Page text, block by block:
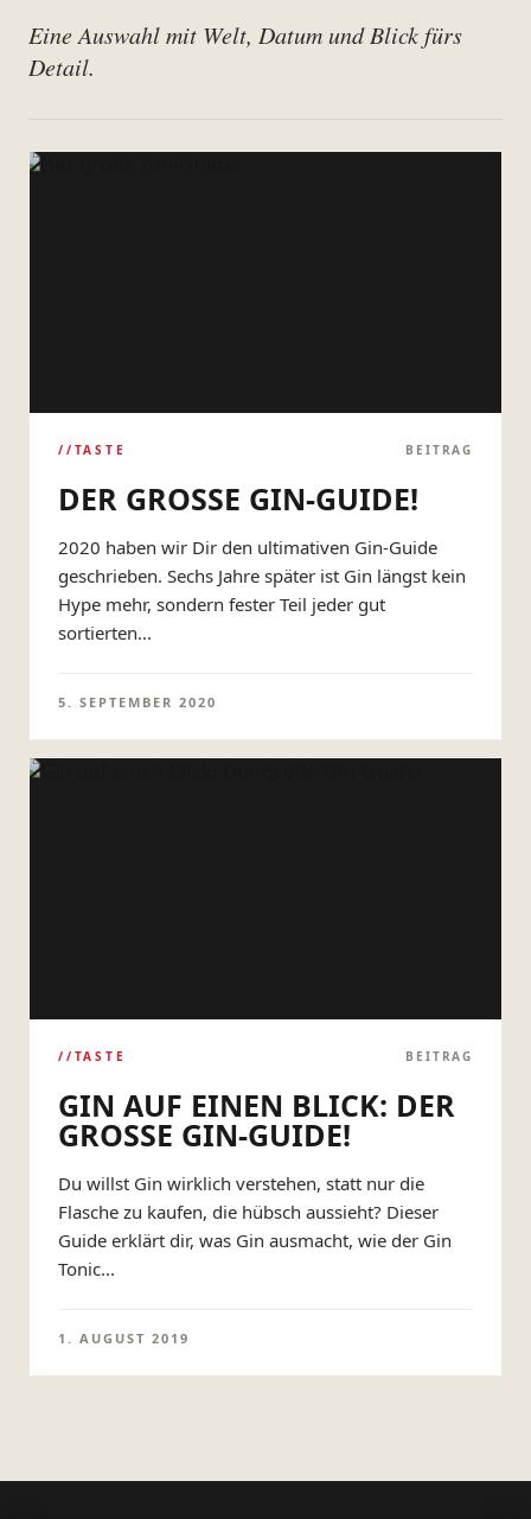
Eine Auswahl mit Welt, Datum und Blick fürs
Detail.
//TASTE BEITRAG
DER GROSSE GIN-GUIDE!
2020 haben wir Dir den ultimativen Gin-Guide
geschrieben. Sechs Jahre später ist Gin längst kein
Hype mehr, sondern fester Teil jeder gut
sortierten...
5. SEPTEMBER 2020
//TASTE BEITRAG
GIN AUF EINEN BLICK: DER
GROSSE GIN-GUIDE!
Du willst Gin wirklich verstehen, statt nur die
Flasche zu kaufen, die hübsch aussieht? Dieser
Guide erklärt dir, was Gin ausmacht, wie der Gin
Tonic...
1. AUGUST 2019